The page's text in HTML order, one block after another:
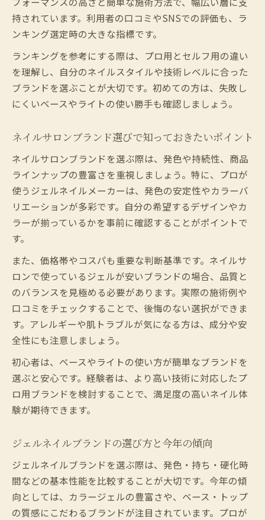
持されています。利用者の口コミやSNSでの評価も、ラ
ンキング選定時の大きな指標です。
ランキングを参考にする際は、プロ用とセルフ用の違い
を理解し、自分のネイルスタイルや技術レベルに合った
ブランドを選ぶことが大切です。初めての方は、失敗し
にくいベースやライトの使い勝手も確認しましょう。
ネイルサロンブランド選びで知っておきたいポイント
ネイルサロンブランドを選ぶ際は、発色や持続性、商品
ラインナップの豊富さを重視しましょう。特に、プロが
使うジェルネイルメーカーは、発色の安定性やカラーバ
リエーションが多彩です。自分の希望するデザインやカ
ラーが揃っているかを事前に確認することがポイントで
す。
また、価格帯やコスパも重要な判断基準です。ネイルサ
ロンで使っているジェルが安いブランドの場合、品質と
のバランスを見極める必要があります。実際の施術例や
口コミをチェックすることで、後悔のない選択ができま
す。アレルギーや肌トラブルが気になる方は、成分や安
全性にも注意しましょう。
初心者は、ベースやライトの使い方が簡単なブランドを
選ぶと安心です。経験者は、より高い技術に対応したプ
ロ用ブランドを検討することで、満足度の高いネイル体
験が期待できます。
ジェルネイルブランドの選び方と今年の傾向
ジェルネイルブランドを選ぶ際は、発色・持ち・硬化時
間などの基本性能を比較することが大切です。今年の傾
向としては、カラージェルの豊富さや、ベース・トップ
の質感にこだわるブランドが注目されています。プロが